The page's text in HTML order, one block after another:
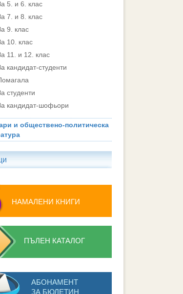
5. и 6. клас
7. и 8. клас
9. клас
10. клас
11. и 12. клас
кандидат-студенти
студенти
кандидат-шофьори
и обществено-политическа
НАМАЛЕНИ КНИГИ
ПЪЛЕН КАТАЛОГ
АБОНАМЕНТ
ЗА БЮЛЕТИН